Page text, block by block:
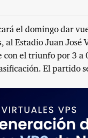
el domingo dar
al Estadio Juan José
el triunfo por 3 a
El partido